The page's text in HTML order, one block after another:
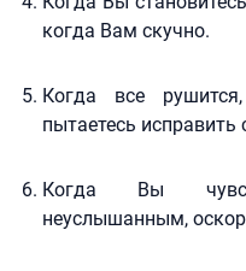
когда Вам скучно.
Когда все
пытаетесь исправить
Когда Вы
неуслышанным,